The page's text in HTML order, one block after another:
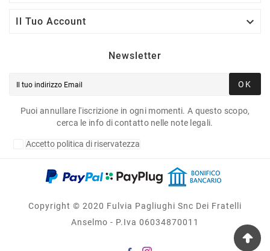
Il Tuo Account 
Newsletter
OK
Puoi annullare l'iscrizione in ogni momenti. A questo scopo,
cerca le info di contatto nelle note legali.
Accetto politica di riservatezza
Copyright © 2020 Fulvia Pagliughi Snc Dei Fratelli
Anselmo - P.Iva 06034870011